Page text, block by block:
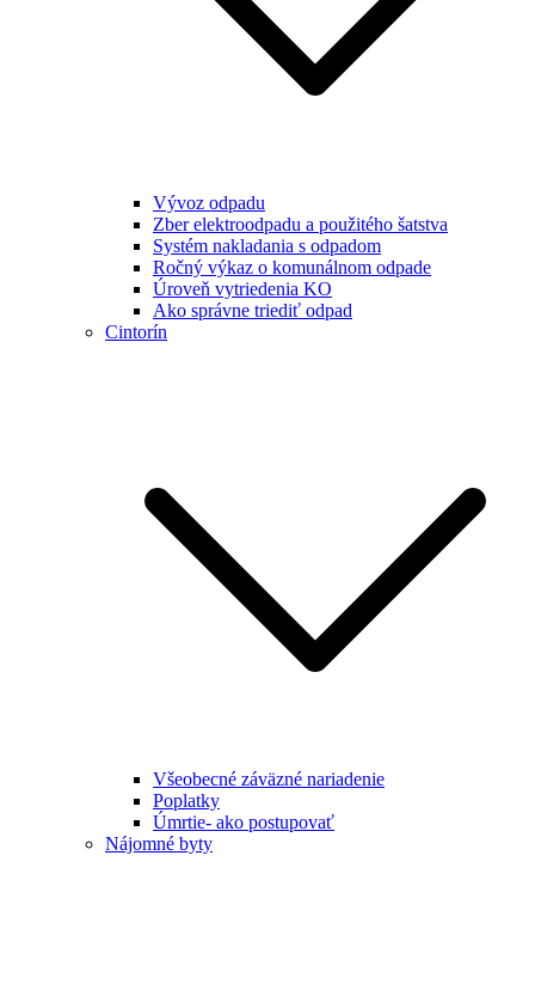
Vývoz odpadu
Zber elektroodpadu a použitého šatstva
Systém nakladania s odpadom
Ročný výkaz o komunálnom odpade
Úroveň vytriedenia KO
Ako správne triediť odpad
Cintorín
Všeobecné záväzné nariadenie
Poplatky
Úmrtie- ako postupovať
Nájomné byty